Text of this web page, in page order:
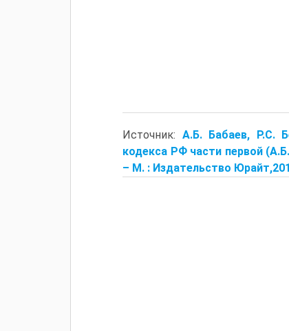
Источник: А.Б. Бабаев, Р.С.
кодекса РФ части первой
– М. : Издательство